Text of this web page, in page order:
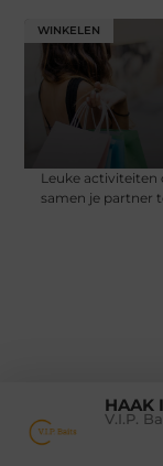
WINKELEN
Leuke activiteiten
samen je partner
HAAK
V.I.P.